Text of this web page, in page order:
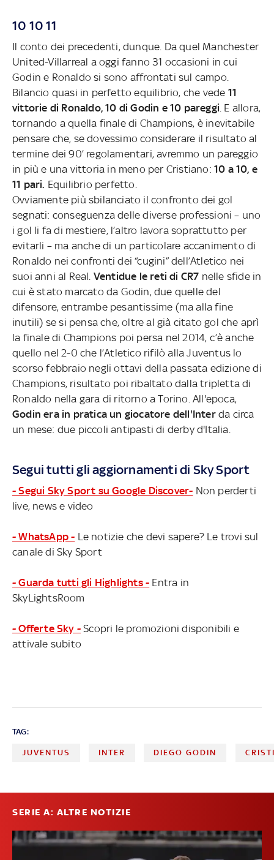
10 10 11
Il conto dei precedenti, dunque. Da quel Manchester
United-Villarreal a oggi fanno 31 occasioni in cui
Godin e Ronaldo si sono affrontati sul campo.
Bilancio quasi in perfetto equilibrio, che vede 11
vittorie di Ronaldo, 10 di Godin e 10 pareggi . E allora,
tornando a quella finale di Champions, è inevitabile
pensare che, se dovessimo considerare il risultato al
termine dei 90’ regolamentari, avremmo un pareggio
in più e una vittoria in meno per Cristiano: 10 a 10, e
11 pari. Equilibrio perfetto.
Ovviamente più sbilanciato il confronto dei gol
segnati: conseguenza delle diverse professioni – uno
i gol li fa di mestiere, l’altro lavora soprattutto per
evitarli – ma anche di un particolare accanimento di
Ronaldo nei confronti dei “cugini” dell’Atletico nei
suoi anni al Real. Ventidue le reti di CR7 nelle sfide in
cui è stato marcato da Godin, due quelle del
difensore, entrambe pesantissime (ma alla fine
inutili) se si pensa che, oltre al già citato gol che aprì
la finale di Champions poi persa nel 2014, c’è anche
quello nel 2-0 che l’Atletico rifilò alla Juventus lo
scorso febbraio negli ottavi della passata edizione di
Champions, risultato poi ribaltato dalla tripletta di
Ronaldo nella gara di ritorno a Torino. All'epoca,
Godin era in pratica un giocatore dell'Inter da circa
un mese: due piccoli antipasti di derby d'Italia.
Segui tutti gli aggiornamenti di Sky Sport
- Segui Sky Sport su Google Discover- Non perderti
live, news e video
- WhatsApp - Le notizie che devi sapere? Le trovi sul
canale di Sky Sport
- Guarda tutti gli Highlights - Entra in
SkyLightsRoom
- Offerte Sky - Scopri le promozioni disponibili e
attivale subito
TAG:
JUVENTUS INTER DIEGO GODIN
SERIE A: ALTRE NOTIZIE